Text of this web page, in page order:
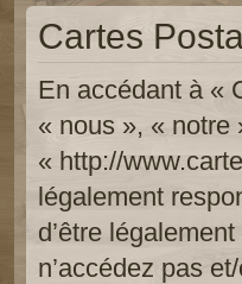
Cartes
En accédant à «
« nous », « notre
« http://
légalement
d’être
n’accédez pas